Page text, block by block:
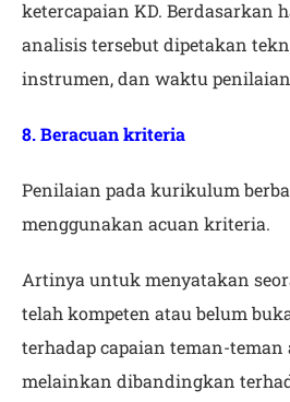
ketercapaian KD. Berdasarkan
analisis tersebut dipetakan
instrumen, dan waktu
8. Beracuan kriteria
Penilaian pada kurikulum
menggunakan acuan kriteria.
Artinya untuk menyatakan
telah kompeten atau belum
terhadap capaian teman-teman
melainkan dibandingkan